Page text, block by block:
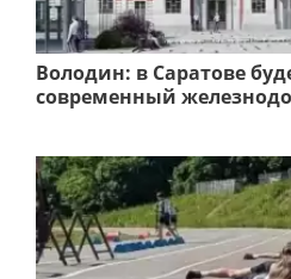
Володин: в Саратове
современный